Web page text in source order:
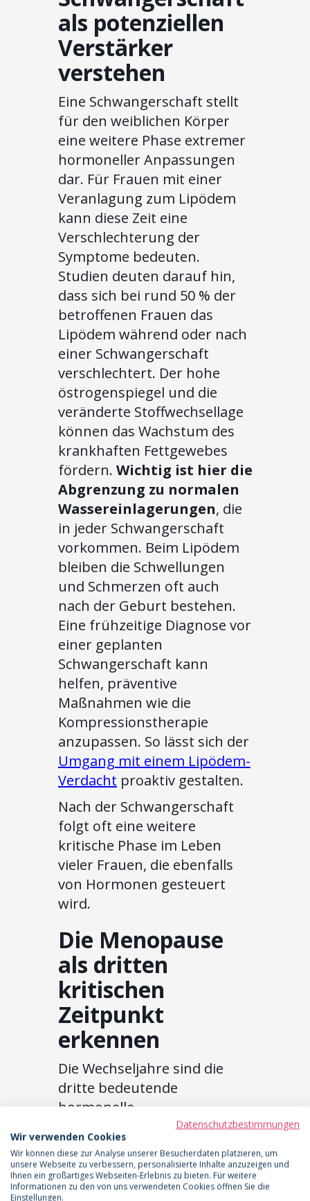
als potenziellen
Verstärker
verstehen
Eine Schwangerschaft stellt
für den weiblichen Körper
eine weitere Phase extremer
hormoneller Anpassungen
dar. Für Frauen mit einer
Veranlagung zum Lipödem
kann diese Zeit eine
Verschlechterung der
Symptome bedeuten.
Studien deuten darauf hin,
dass sich bei rund 50 % der
betroffenen Frauen das
Lipödem während oder nach
einer Schwangerschaft
verschlechtert. Der hohe
östrogenspiegel und die
veränderte Stoffwechsellage
können das Wachstum des
krankhaften Fettgewebes
fördern. Wichtig ist hier die
Abgrenzung zu normalen
Wassereinlagerungen, die
in jeder Schwangerschaft
vorkommen. Beim Lipödem
bleiben die Schwellungen
und Schmerzen oft auch
nach der Geburt bestehen.
Eine frühzeitige Diagnose vor
einer geplanten
Schwangerschaft kann
helfen, präventive
Maßnahmen wie die
Kompressionstherapie
anzupassen. So lässt sich der
Umgang mit einem Lipödem-
Verdacht proaktiv gestalten.
Nach der Schwangerschaft
folgt oft eine weitere
kritische Phase im Leben
vieler Frauen, die ebenfalls
von Hormonen gesteuert
wird.
Die Menopause
als dritten
kritischen
Zeitpunkt
erkennen
Die Wechseljahre sind die
dritte bedeutende
hormonelle
Umstellungsphase, die ein
Lipödem auslösen oder
verschlimmern kann.
Während der Menopause
Datenschutzbestimmungen
Wir verwenden Cookies
Wir können diese zur Analyse unserer Besucherdaten platzieren, um
unsere Webseite zu verbessern, personalisierte Inhalte anzuzeigen und
Ihnen ein großartiges Webseiten-Erlebnis zu bieten. Für weitere
Informationen zu den von uns verwendeten Cookies öffnen Sie die
Einstellungen.